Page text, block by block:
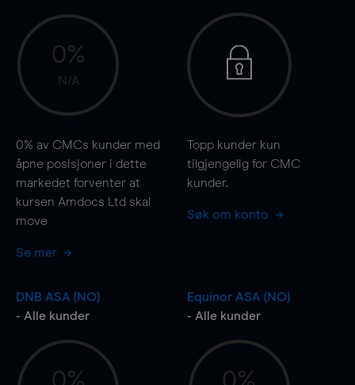
0%
N/A
0% av CMCs kunder med
åpne posisjoner i dette
markedet forventer at
kursen Amdocs Ltd skal
move
Se mer
Topp kunder kun
tilgjengelig for CMC
kunder.
Søk om konto
DNB ASA (NO)
- Alle kunder
Equinor ASA (NO)
- Alle kunder